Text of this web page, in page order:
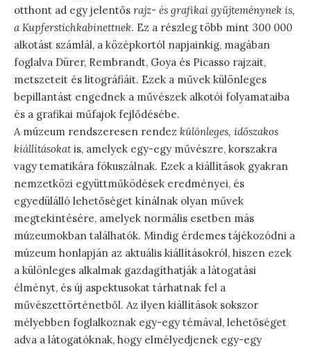
otthont ad egy jelentős rajz- és grafikai gyűjteménynek is,
a Kupferstichkabinettnek. Ez a részleg több mint 300 000
alkotást számlál, a középkortól napjainkig, magában
foglalva Dürer, Rembrandt, Goya és Picasso rajzait,
metszeteit és litográfiáit. Ezek a művek különleges
bepillantást engednek a művészek alkotói folyamataiba
és a grafikai műfajok fejlődésébe.
A múzeum rendszeresen rendez különleges, időszakos
kiállításokatis, amelyek egy-egy művészre, korszakra
vagy tematikára fókuszálnak. Ezek a kiállítások gyakran
nemzetközi együttműködések eredményei, és
egyedülálló lehetőséget kínálnak olyan művek
megtekintésére, amelyek normális esetben más
múzeumokban találhatók. Mindig érdemes tájékozódni a
múzeum honlapján az aktuális kiállításokról, hiszen ezek
a különleges alkalmak gazdagíthatják a látogatási
élményt, és új aspektusokat tárhatnak fel a
művészettörténetből. Az ilyen kiállítások sokszor
mélyebben foglalkoznak egy-egy témával, lehetőséget
adva a látogatóknak, hogy elmélyedjenek egy-egy